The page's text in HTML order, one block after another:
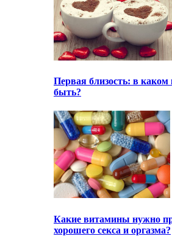
Первая близость: в каком
быть?
Какие витамины нужно
хорошего секса и оргазма?